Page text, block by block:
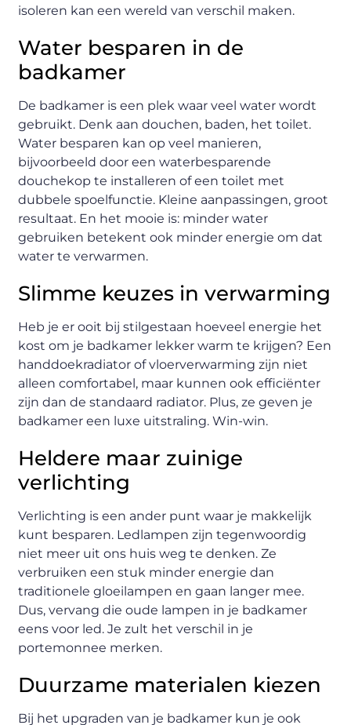
isoleren kan een wereld van verschil maken.
Water besparen in de
badkamer
De badkamer is een plek waar veel water wordt
gebruikt. Denk aan douchen, baden, het toilet.
Water besparen kan op veel manieren,
bijvoorbeeld door een waterbesparende
douchekop te installeren of een toilet met
dubbele spoelfunctie. Kleine aanpassingen, groot
resultaat. En het mooie is: minder water
gebruiken betekent ook minder energie om dat
water te verwarmen.
Slimme keuzes in verwarming
Heb je er ooit bij stilgestaan hoeveel energie het
kost om je badkamer lekker warm te krijgen? Een
handdoekradiator of vloerverwarming zijn niet
alleen comfortabel, maar kunnen ook efficiënter
zijn dan de standaard radiator. Plus, ze geven je
badkamer een luxe uitstraling. Win-win.
Heldere maar zuinige
verlichting
Verlichting is een ander punt waar je makkelijk
kunt besparen. Ledlampen zijn tegenwoordig
niet meer uit ons huis weg te denken. Ze
verbruiken een stuk minder energie dan
traditionele gloeilampen en gaan langer mee.
Dus, vervang die oude lampen in je badkamer
eens voor led. Je zult het verschil in je
portemonnee merken.
Duurzame materialen kiezen
Bij het upgraden van je badkamer kun je ook